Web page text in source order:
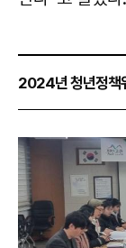
2024년 청년정책